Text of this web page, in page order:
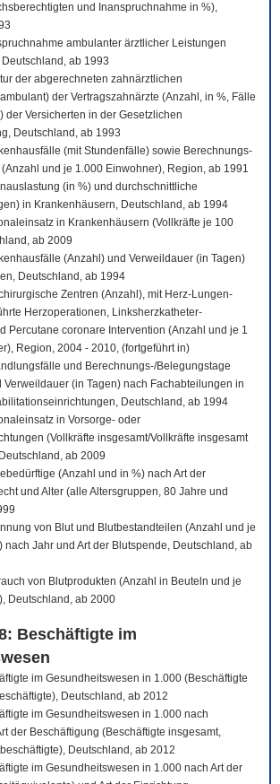
und Inanspruchnahme in %),
ambulanter ärztlicher Leistungen
ab 1993
der abgerechneten zahnärztlichen
der Vertragszahnärzte (Anzahl, in %, Fälle
der Versicherten in der Gesetzlichen
Deutschland, ab 1993
(mit Stundenfälle) sowie Berechnungs-
und je 1.000 Einwohner), Region, ab 1991
(in %) und durchschnittliche
in Krankenhäusern, Deutschland, ab 1994
in Krankenhäusern (Vollkräfte je 100
ab 2009
(Anzahl) und Verweildauer (in Tagen)
Deutschland, ab 1994
Zentren (Anzahl), mit Herz-Lungen-
Herzoperationen, Linksherzkatheter-
Percutane coronare Intervention (Anzahl und je 1
Region, 2004 - 2010, (fortgeführt in)
und Berechnungs-/Belegungstage
Verweildauer (in Tagen) nach Fachabteilungen in
Deutschland, ab 1994
in Vorsorge- oder
(Vollkräfte insgesamt/Vollkräfte insgesamt
ab 2009
(Anzahl und in %) nach Art der
und Alter (alle Altersgruppen, 80 Jahre und
von Blut und Blutbestandteilen (Anzahl und je
nach Jahr und Art der Blutspende, Deutschland, ab
von Blutprodukten (Anzahl in Beuteln und je
Deutschland, ab 2000
Beschäftigte im
im Gesundheitswesen in 1.000 (Beschäftigte
Deutschland, ab 2012
im Gesundheitswesen in 1.000 nach
der Beschäftigung (Beschäftigte insgesamt,
Deutschland, ab 2012
im Gesundheitswesen in 1.000 nach Art der